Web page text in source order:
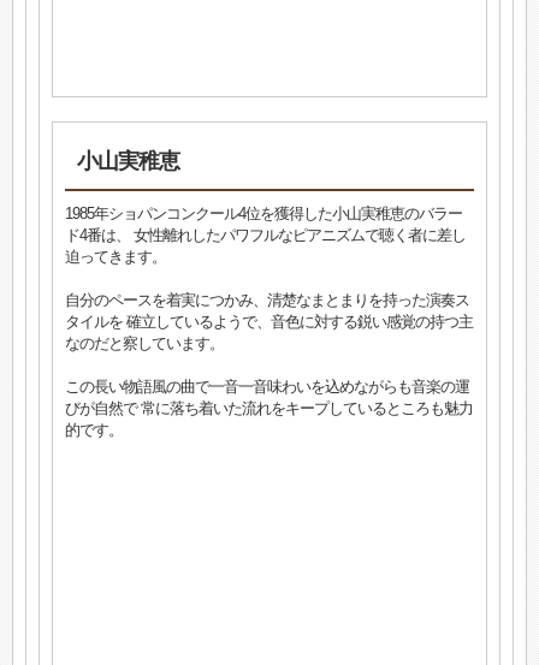
小山実稚恵
1985年ショパンコンクール4位を獲得した小山実稚恵のバラー
ド4番は、 女性離れしたパワフルなピアニズムで聴く者に差し
迫ってきます。
自分のペースを着実につかみ、清楚なまとまりを持った演奏ス
タイルを 確立しているようで、音色に対する鋭い感覚の持つ主
なのだと察しています。
この長い物語風の曲で一音一音味わいを込めながらも音楽の運
びが自然で 常に落ち着いた流れをキープしているところも魅力
的です。